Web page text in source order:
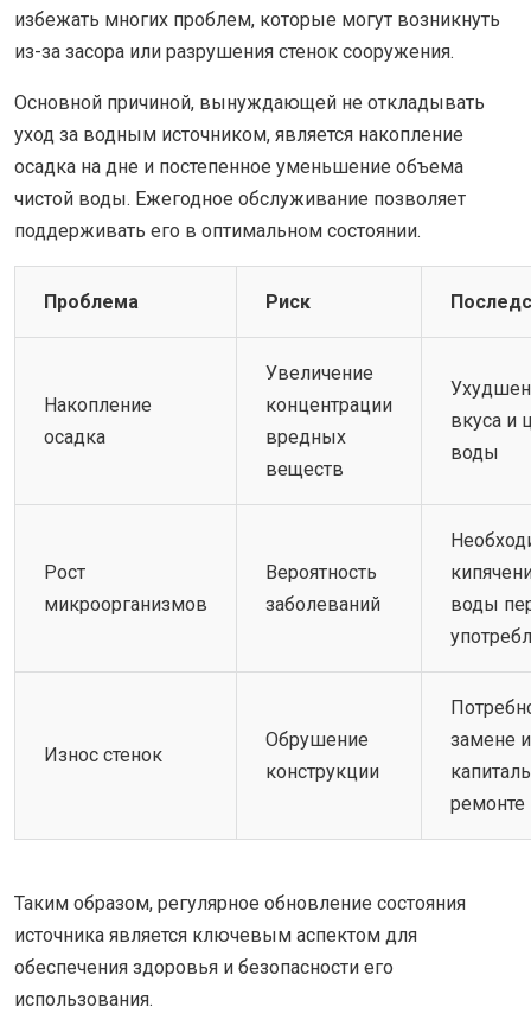
избежать многих проблем, которые могут возникнуть
из-за засора или разрушения стенок сооружения.
Основной причиной, вынуждающей не откладывать
уход за водным источником, является накопление
осадка на дне и постепенное уменьшение объема
чистой воды. Ежегодное обслуживание позволяет
поддерживать его в оптимальном состоянии.
Проблема Риск
Накопление
осадка
Увеличение
концентрации
вредных
веществ
вкуса и
воды
Рост
микроорганизмов
Вероятность
заболеваний
воды
Износ стенок
Обрушение
конструкции
замене
ремонте
Таким образом, регулярное обновление состояния
источника является ключевым аспектом для
обеспечения здоровья и безопасности его
использования.